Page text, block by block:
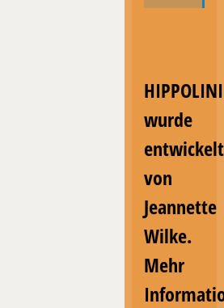
HIPPOLINI
wurde
entwickelt
von
Jeannette
Wilke.
Mehr